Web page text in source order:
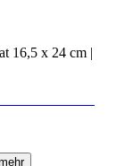
16,5 x 24 cm |